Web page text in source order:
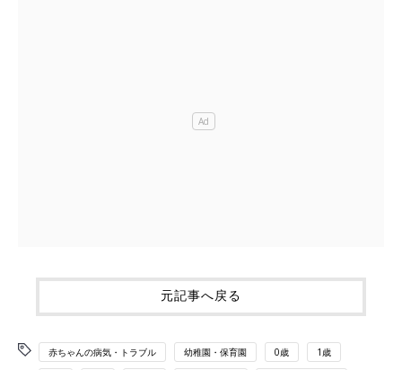
元記事へ戻る
赤ちゃんの病気・トラブル 幼稚園・保育園 0歳 1歳